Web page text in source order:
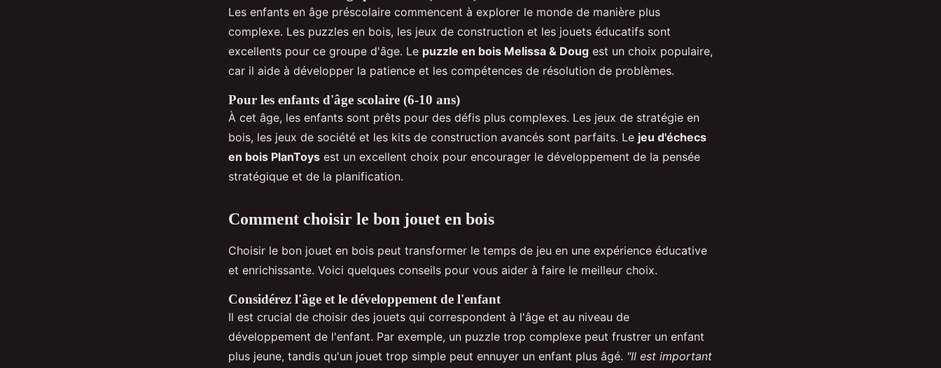
Les enfants en âge préscolaire commencent à explorer le monde de manière plus
complexe. Les puzzles en bois, les jeux de construction et les jouets éducatifs sont
excellents pour ce groupe d'âge. Le puzzle en bois Melissa & Doug est un choix populaire,
car il aide à développer la patience et les compétences de résolution de problèmes.
Pour les enfants d'âge scolaire (6-10 ans)
À cet âge, les enfants sont prêts pour des défis plus complexes. Les jeux de stratégie en
bois, les jeux de société et les kits de construction avancés sont parfaits. Le jeu d'échecs
en bois PlanToys est un excellent choix pour encourager le développement de la pensée
stratégique et de la planification.
Comment choisir le bon jouet en bois
Choisir le bon jouet en bois peut transformer le temps de jeu en une expérience éducative
et enrichissante. Voici quelques conseils pour vous aider à faire le meilleur choix.
Considérez l'âge et le développement de l'enfant
Il est crucial de choisir des jouets qui correspondent à l'âge et au niveau de
développement de l'enfant. Par exemple, un puzzle trop complexe peut frustrer un enfant
plus jeune, tandis qu'un jouet trop simple peut ennuyer un enfant plus âgé. "Il est important